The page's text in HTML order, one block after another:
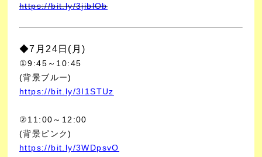
https://bit.ly/3jiblOb
◆7月24日 (月)
①9:45～10:45
(背景ブルー)
https://bit.ly/3I1STUz
②11:00～12:00
(背景ピンク)
https://bit.ly/3WDpsvO